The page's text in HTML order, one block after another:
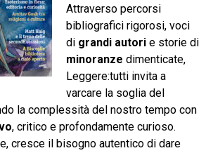
Attraverso percorsi
bibliografici rigorosi, voci
di grandi autorie storie di
minoranze dimenticate,
Leggere:tutti invita a
varcare la soglia del
la complessità del nostro tempo con
, critico e profondamente curioso.
cresce il bisogno autentico di dare